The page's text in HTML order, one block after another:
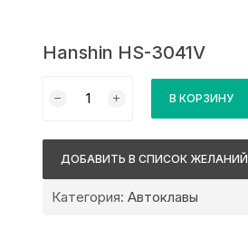
Hanshin HS-3041V
товара
В КОРЗИНУ
ДОБАВИТЬ В СПИСОК ЖЕЛАНИЙ
Категория:Автоклавы